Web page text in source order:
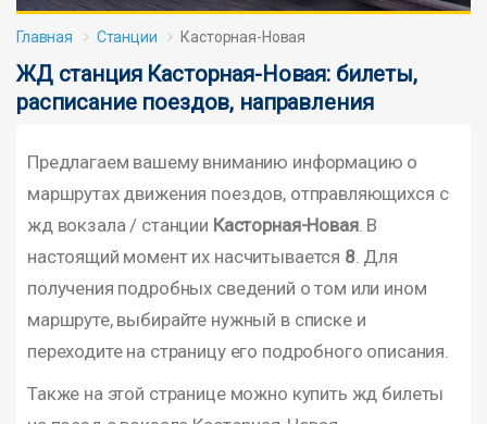
Главная Станции Касторная-Новая
ЖД станция Касторная-Новая: билеты,
расписание поездов, направления
Предлагаем вашему вниманию информацию о
маршрутах движения поездов, отправляющихся с
жд вокзала / станции Касторная-Новая. В
настоящий момент их насчитывается 8 . Для
получения подробных сведений о том или ином
маршруте, выбирайте нужный в списке и
переходите на страницу его подробного описания.
Также на этой странице можно купить жд билеты